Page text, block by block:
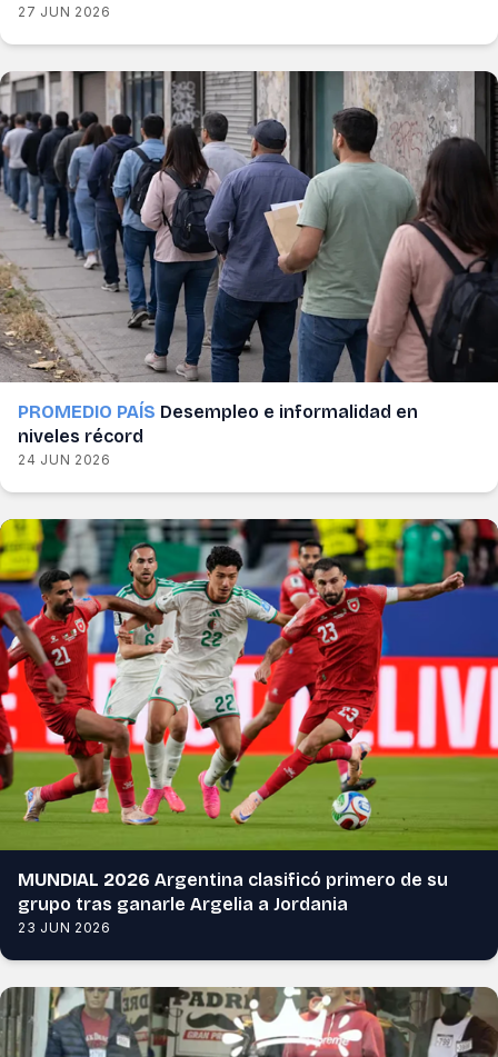
27 JUN 2026
PROMEDIO PAÍS Desempleo e informalidad en
niveles récord
24 JUN 2026
MUNDIAL 2026 Argentina clasificó primero de su
grupo tras ganarle Argelia a Jordania
23 JUN 2026